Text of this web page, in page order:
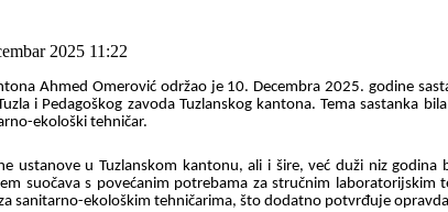
2025 11:22
Ahmed Omerović održao je 10. Decembra 2025. godine
i Pedagoškog zavoda Tuzlanskog kantona. Tema sastanka
ekološki tehničar.
ustanove u Tuzlanskom kantonu, ali i šire, već duži niz
suočava s povećanim potrebama za stručnim
sanitarno-ekološkim tehničarima, što dodatno potvrđuje